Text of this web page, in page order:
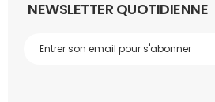
répond "avoir toujours fonctionné
entrepreneur à un autre et ça
NEWSLETTER QUOTIDIENNE